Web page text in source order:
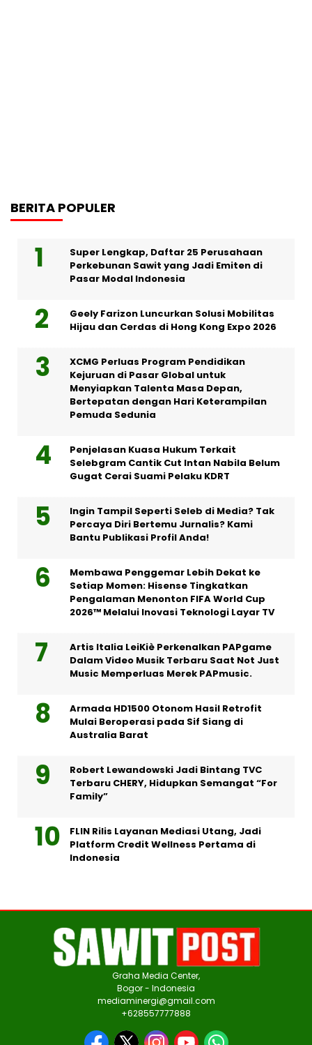
BERITA POPULER
Super Lengkap, Daftar 25 Perusahaan
Perkebunan Sawit yang Jadi Emiten di
Pasar Modal Indonesia
Geely Farizon Luncurkan Solusi Mobilitas
Hijau dan Cerdas di Hong Kong Expo 2026
XCMG Perluas Program Pendidikan
Kejuruan di Pasar Global untuk
Menyiapkan Talenta Masa Depan,
Bertepatan dengan Hari Keterampilan
Pemuda Sedunia
Penjelasan Kuasa Hukum Terkait
Selebgram Cantik Cut Intan Nabila Belum
Gugat Cerai Suami Pelaku KDRT
Ingin Tampil Seperti Seleb di Media? Tak
Percaya Diri Bertemu Jurnalis? Kami
Bantu Publikasi Profil Anda!
Membawa Penggemar Lebih Dekat ke
Setiap Momen: Hisense Tingkatkan
Pengalaman Menonton FIFA World Cup
2026™ Melalui Inovasi Teknologi Layar TV
Artis Italia LeiKiè Perkenalkan PAPgame
Dalam Video Musik Terbaru Saat Not Just
Music Memperluas Merek PAPmusic.
Armada HD1500 Otonom Hasil Retrofit
Mulai Beroperasi pada Sif Siang di
Australia Barat
Robert Lewandowski Jadi Bintang TVC
Terbaru CHERY, Hidupkan Semangat “For
Family”
FLIN Rilis Layanan Mediasi Utang, Jadi
Platform Credit Wellness Pertama di
Indonesia
Graha Media Center,
Bogor - Indonesia
mediaminergi@gmail.com
+628557777888